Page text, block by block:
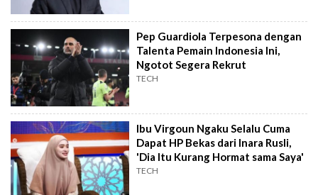
Pep Guardiola Terpesona dengan
Talenta Pemain Indonesia Ini,
Ngotot Segera Rekrut
TECH
Ibu Virgoun Ngaku Selalu Cuma
Dapat HP Bekas dari Inara Rusli,
'Dia Itu Kurang Hormat sama Saya'
TECH